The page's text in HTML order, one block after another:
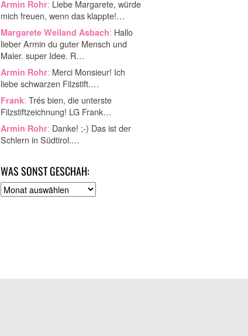
Armin Rohr: Liebe Margarete, würde
mich freuen, wenn das klappte!…
Margarete Weiland Asbach: Hallo
lieber Armin du guter Mensch und
Maler. super Idee. R…
Armin Rohr: Merci Monsieur! Ich
liebe schwarzen Filzstift.…
Frank: Trés bien, die unterste
Filzstiftzeichnung! LG Frank…
Armin Rohr: Danke! ;-) Das ist der
Schlern in Südtirol.…
WAS SONST GESCHAH:
A